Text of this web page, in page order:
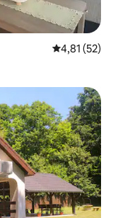
Évaluation
4,81 (52)